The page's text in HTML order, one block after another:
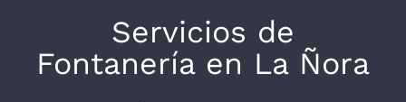
Servicios de
Fontanería en La Ñora